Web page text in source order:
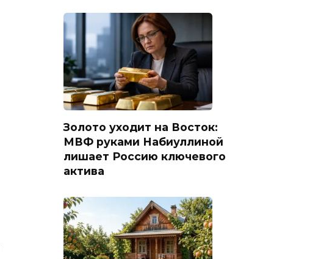
Золото уходит на Восток:
МВФ руками Набиуллиной
лишает Россию ключевого
актива